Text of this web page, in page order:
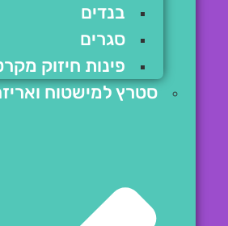
בנדים
סגרים
פינות חיזוק
סטרץ למישטוח ואריזה